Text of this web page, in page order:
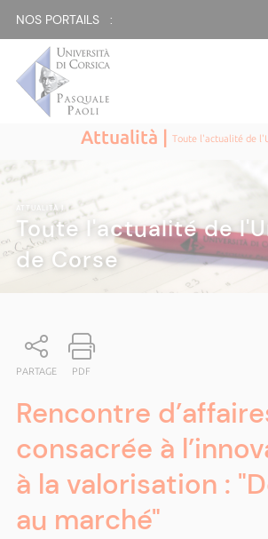
NOS PORTAILS :
Attualità |Toute l'actualité de
ATTUALITÀ|
Toute l'actualité de
de Corse
PARTAGE PDF
Rencontre
consacrée à
à la valorisation :
au marché"